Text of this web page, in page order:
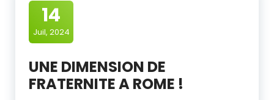
14
Juil, 2024
UNE DIMENSION DE
FRATERNITE A ROME !